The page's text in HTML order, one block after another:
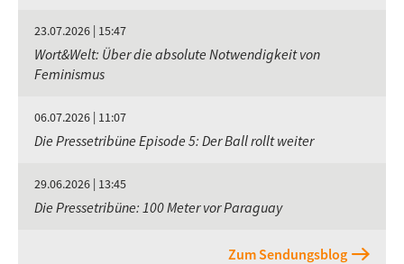
23.07.2026 | 15:47
Wort&Welt: Über die absolute Notwendigkeit von
Feminismus
06.07.2026 | 11:07
Die Pressetribüne Episode 5: Der Ball rollt weiter
29.06.2026 | 13:45
Die Pressetribüne: 100 Meter vor Paraguay
Zum Sendungsblog